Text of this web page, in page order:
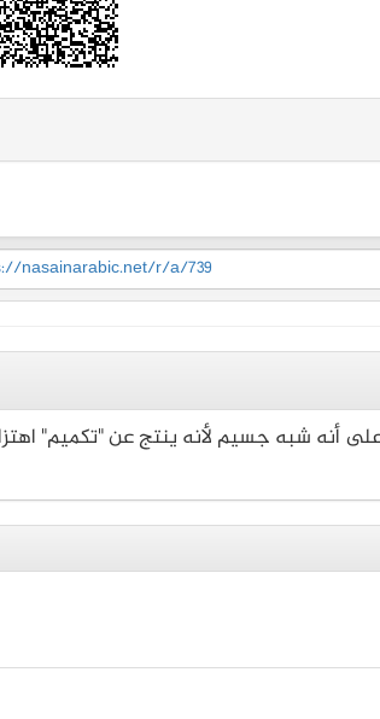
nasainarabic.net/r/a/739
على أنه شبه جسيم لأنه ينتج عن "تكميم"